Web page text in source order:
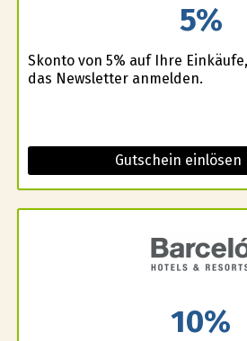
5%
Skonto von 5% auf Ihre
das Newsletter anmelden.
Gutschein einlösen
10%